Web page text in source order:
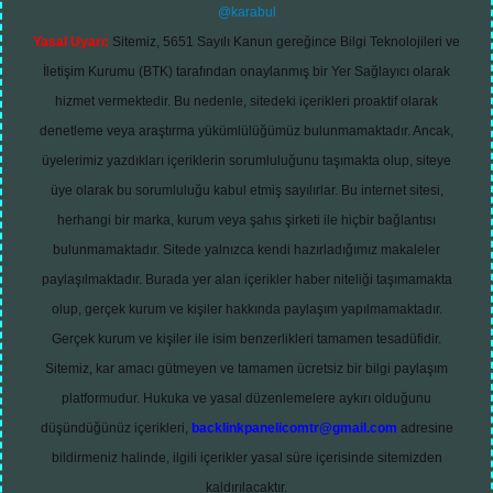
@karabul
Yasal Uyarı: Sitemiz, 5651 Sayılı Kanun gereğince Bilgi Teknolojileri ve
İletişim Kurumu (BTK) tarafından onaylanmış bir Yer Sağlayıcı olarak
hizmet vermektedir. Bu nedenle, sitedeki içerikleri proaktif olarak
denetleme veya araştırma yükümlülüğümüz bulunmamaktadır. Ancak,
üyelerimiz yazdıkları içeriklerin sorumluluğunu taşımakta olup, siteye
üye olarak bu sorumluluğu kabul etmiş sayılırlar. Bu internet sitesi,
herhangi bir marka, kurum veya şahıs şirketi ile hiçbir bağlantısı
bulunmamaktadır. Sitede yalnızca kendi hazırladığımız makaleler
paylaşılmaktadır. Burada yer alan içerikler haber niteliği taşımamakta
olup, gerçek kurum ve kişiler hakkında paylaşım yapılmamaktadır.
Gerçek kurum ve kişiler ile isim benzerlikleri tamamen tesadüfidir.
Sitemiz, kar amacı gütmeyen ve tamamen ücretsiz bir bilgi paylaşım
platformudur. Hukuka ve yasal düzenlemelere aykırı olduğunu
düşündüğünüz içerikleri, backlinkpanelicomtr@gmail.com adresine
bildirmeniz halinde, ilgili içerikler yasal süre içerisinde sitemizden
kaldırılacaktır.